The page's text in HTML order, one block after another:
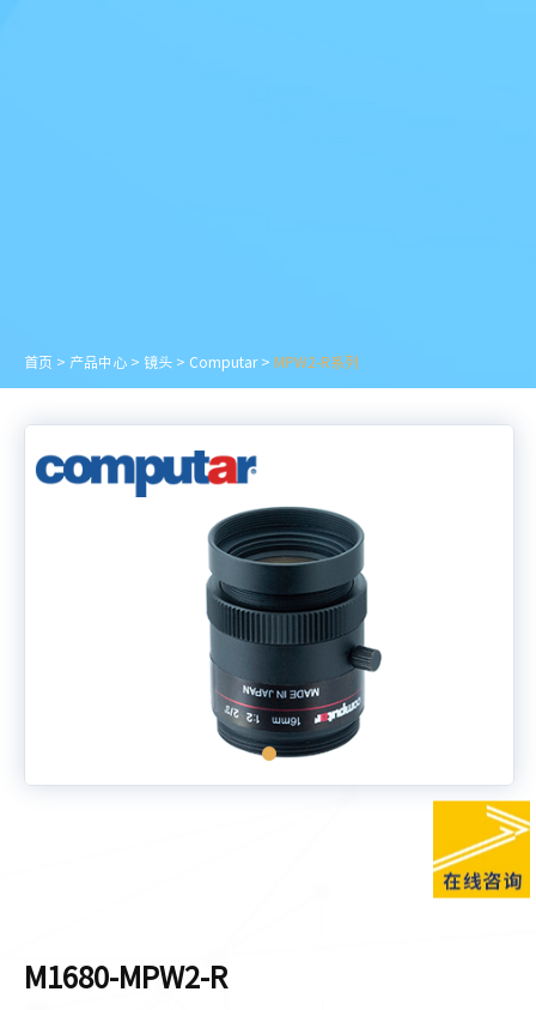
首页 > 产品中心 > 镜头 > Computar > MPW2-R系列
M1680-MPW2-R